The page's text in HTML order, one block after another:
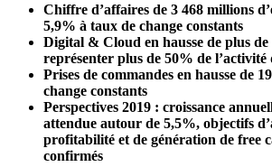
Chiffre d’affaires de 3 468 millions
5,9% à taux de change constants
Digital & Cloud en hausse de plus
représenter plus de 50% de
Prises de commandes en hausse de
change constants
Perspectives 2019 : croissance
attendue autour de 5,5%, objectifs
profitabilité et de génération de free
confirmés